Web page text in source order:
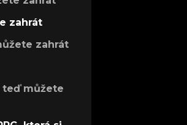
zahrát
zahrát
teď můžete